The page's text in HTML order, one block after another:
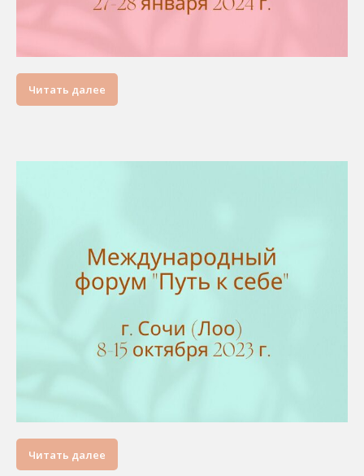
Читать далее
Читать далее